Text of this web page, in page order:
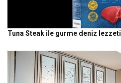
Tuna Steak ile gurme deniz lezzeti